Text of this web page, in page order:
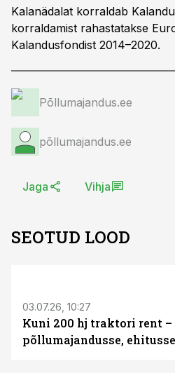
Kalanädalat korraldab
korraldamist rahastatakse
Kalandusfondist 2014–2020.
Põllumajandus.ee
põllumajandus.ee
Jaga Vihja
SEOTUD LOOD
03.07.26, 10:27
Kuni 200 hj traktori rent
põllumajandusse,